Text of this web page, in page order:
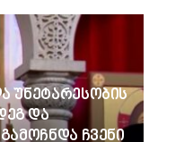
უნეტარესობის
და
ჩვენი